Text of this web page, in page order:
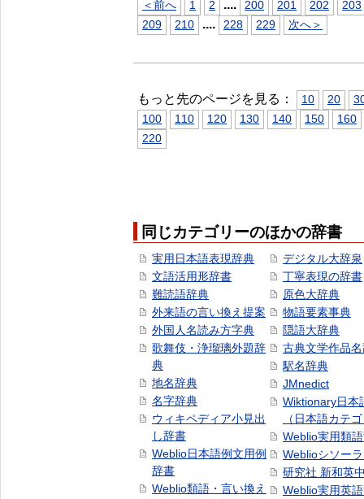
＜前へ 1 2 .... 200 201 202
203
209
210 .... 228 229 次へ＞
もっと先のページを見る： 10 20
100
110 120 130 140 150
160
220
同じカテゴリーのほかの辞書
実用日本語表現辞典
文語活用形辞書
難読語辞典
外来語の言い換え提案
外国人名読み方字典
歌舞伎・浄瑠璃外題辞
典
地名辞典
名字辞典
ウィキペディア小見出
し辞書
Weblio日本語例文用例
辞書
Weblio類語・言い換え
デジタル大辞泉
丁寧表現の辞書
原色大辞典
物語要素事典
隠語大辞典
古典文学作品
駅名辞典
JMnedict
Wiktionary日本
（日本語カテ
Weblio実用類
Weblioシソー
研究社 新和英
Weblio実用英